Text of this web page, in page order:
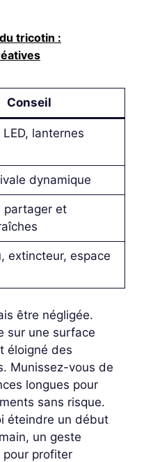
tricotin :
Conseil
lanternes
dynamique
partager et
extincteur, espace
être négligée.
sur une surface
éloigné des
Munissez-vous de
longues pour
sans risque.
éteindre un début
un geste
profiter